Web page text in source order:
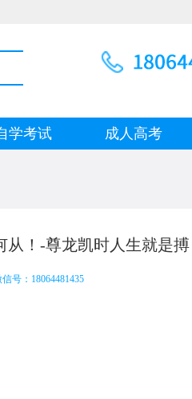
学考试 成人高考
从！-尊龙凯时人生就是搏
信号：18064481435